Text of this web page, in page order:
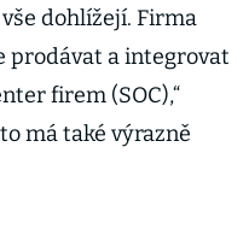
dohlížejí. Firma
prodávat a integrovat
firem (SOC),“
má také výrazně